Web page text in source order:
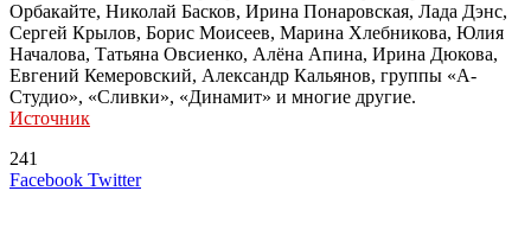
Орбакайте, Николай Басков, Ирина Понаровская, Лада Дэнс,
Сергей Крылов, Борис Моисеев, Марина Хлебникова, Юлия
Началова, Татьяна Овсиенко, Алёна Апина, Ирина Дюкова,
Евгений Кемеровский, Александр Кальянов, группы «А-
Студио», «Сливки», «Динамит» и многие другие.
Источник
241
Facebook TwitterLinkedIn
Tumblr
Reddit
Вконтакте
Одноклассники
Skype
Messenger
Messenger
WhatsApp
Telegram
Viber
Line
Поделиться
Печатать